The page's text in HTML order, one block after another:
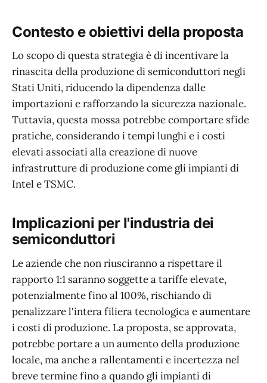
Contesto e obiettivi della proposta
Lo scopo di questa strategia è di incentivare la
rinascita della produzione di semiconduttori negli
Stati Uniti, riducendo la dipendenza dalle
importazioni e rafforzando la sicurezza nazionale.
Tuttavia, questa mossa potrebbe comportare sfide
pratiche, considerando i tempi lunghi e i costi
elevati associati alla creazione di nuove
infrastrutture di produzione come gli impianti di
Intel e TSMC.
Implicazioni per l'industria dei
semiconduttori
Le aziende che non riusciranno a rispettare il
rapporto 1:1 saranno soggette a tariffe elevate,
potenzialmente fino al 100%, rischiando di
penalizzare l'intera filiera tecnologica e aumentare
i costi di produzione. La proposta, se approvata,
potrebbe portare a un aumento della produzione
locale, ma anche a rallentamenti e incertezza nel
breve termine fino a quando gli impianti di